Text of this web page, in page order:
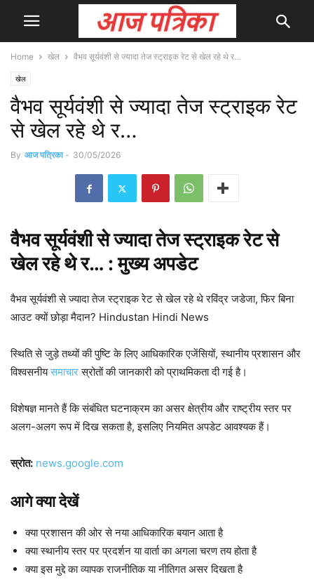
Home खेल वैभव सूर्यवंशी से ज्यादा तेज स्ट्राइक रेट से खेल रहे थे र…
खेल
वैभव सूर्यवंशी से ज्यादा तेज स्ट्राइक रेट
से खेल रहे थे र…
By आज पत्रिका - 30/05/2026
वैभवसूर्यवंशी से ज्यादा तेज स्ट्राइक रेट से
खेल रहे थे र… : मुख्यअपडेट
वैभव सूर्यवंशी से ज्यादा तेज स्ट्राइक रेट से खेल रहे थे रविंद्र जडेजा, फिर बिना
आउट क्यों छोड़ा मैदान? Hindustan Hindi News
स्थिति से जुड़े तथ्यों की पुष्टि के लिए आधिकारिक एजेंसियों, स्थानीय प्रशासन और
विश्वसनीयसमाचारस्रोतों की जानकारी को प्राथमिकता दी गई है।
विशेषज्ञ मानते हैं कि संबंधित घटनाक्रम का असर क्षेत्रीय और राष्ट्रीय स्तर पर
अलग-अलग रूप में दिख सकता है, इसलिए नियमित अपडेट आवश्यक हैं।
स्रोत: news.google.com
आगे क्या देखें
क्या प्रशासन की ओर से नया आधिकारिक बयान आता है
क्या स्थानीय स्तर पर प्रदर्शन या वार्ता का अगला चरण तय होता है
क्या इस मुद्दे का व्यापक राजनीतिक या नीतिगत असर दिखता है